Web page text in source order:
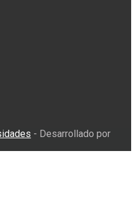
- Desarrollado por